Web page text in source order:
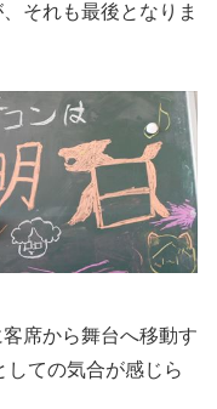
それも最後となりま
席から舞台へ移動す
しての気合が感じら